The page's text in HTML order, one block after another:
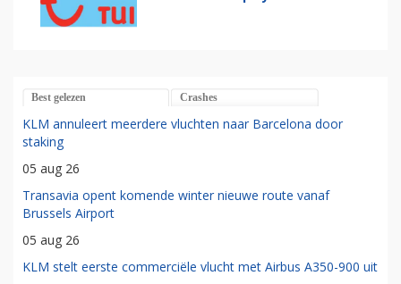
Best gelezen Crashes
KLM annuleert meerdere vluchten naar Barcelona door
staking
05 aug 26
Transavia opent komende winter nieuwe route vanaf
Brussels Airport
05 aug 26
KLM stelt eerste commerciële vlucht met Airbus A350-900 uit